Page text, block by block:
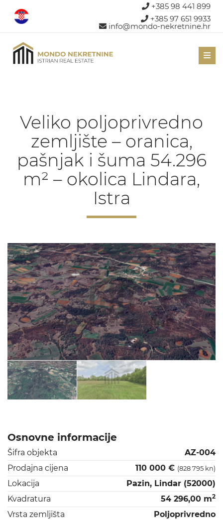
+385 98 441 899
+385 97 651 9933
info@mondo-nekretnine.hr
Veliko poljoprivredno
zemljište – oranica,
pašnjak i šuma 54.296
m² – okolica Lindara,
Istra
Osnovne informacije
Šifra objekta
AZ-004
Prodajna cijena
110 000 € (828 795 kn)
Lokacija
Pazin, Lindar (52000)
Kvadratura
54 296,00 m2
Vrsta zemljišta Poljoprivredno